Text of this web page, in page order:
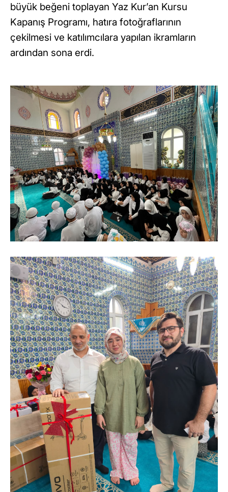
büyük beğeni toplayan Yaz Kur’an Kursu
Kapanış Programı, hatıra fotoğraflarının
çekilmesi ve katılımcılara yapılan ikramların
ardından sona erdi.